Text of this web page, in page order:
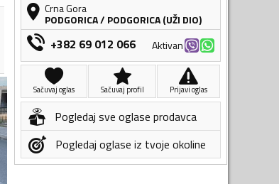
Crna Gora
PODGORICA/ PODGORICA (UŽI DIO)
+382 69 012 066 Aktivan
Sačuvaj oglas Sačuvaj profil Prijavi oglas
Pogledaj sve oglase prodavca
Pogledaj oglase iz tvoje okoline